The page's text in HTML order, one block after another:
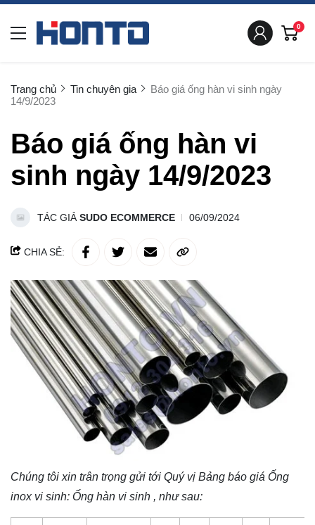
0
Trang chủ Tin chuyên gia
Báo giá ống hàn vi sinh ngày
14/9/2023
Báo giá ống hàn vi
sinh ngày 14/9/2023
TÁC GIẢ SUDO ECOMMERCE 06/09/2024
CHIA SẺ:
Chúng tôi xin trân trọng gửi tới Quý vị Bảng báo giá Ống
inox vi sinh: Ống hàn vi sinh , như sau: